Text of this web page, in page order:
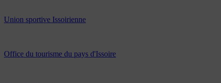
Union sportive Issoirienne
Office du tourisme du pays d'Issoire